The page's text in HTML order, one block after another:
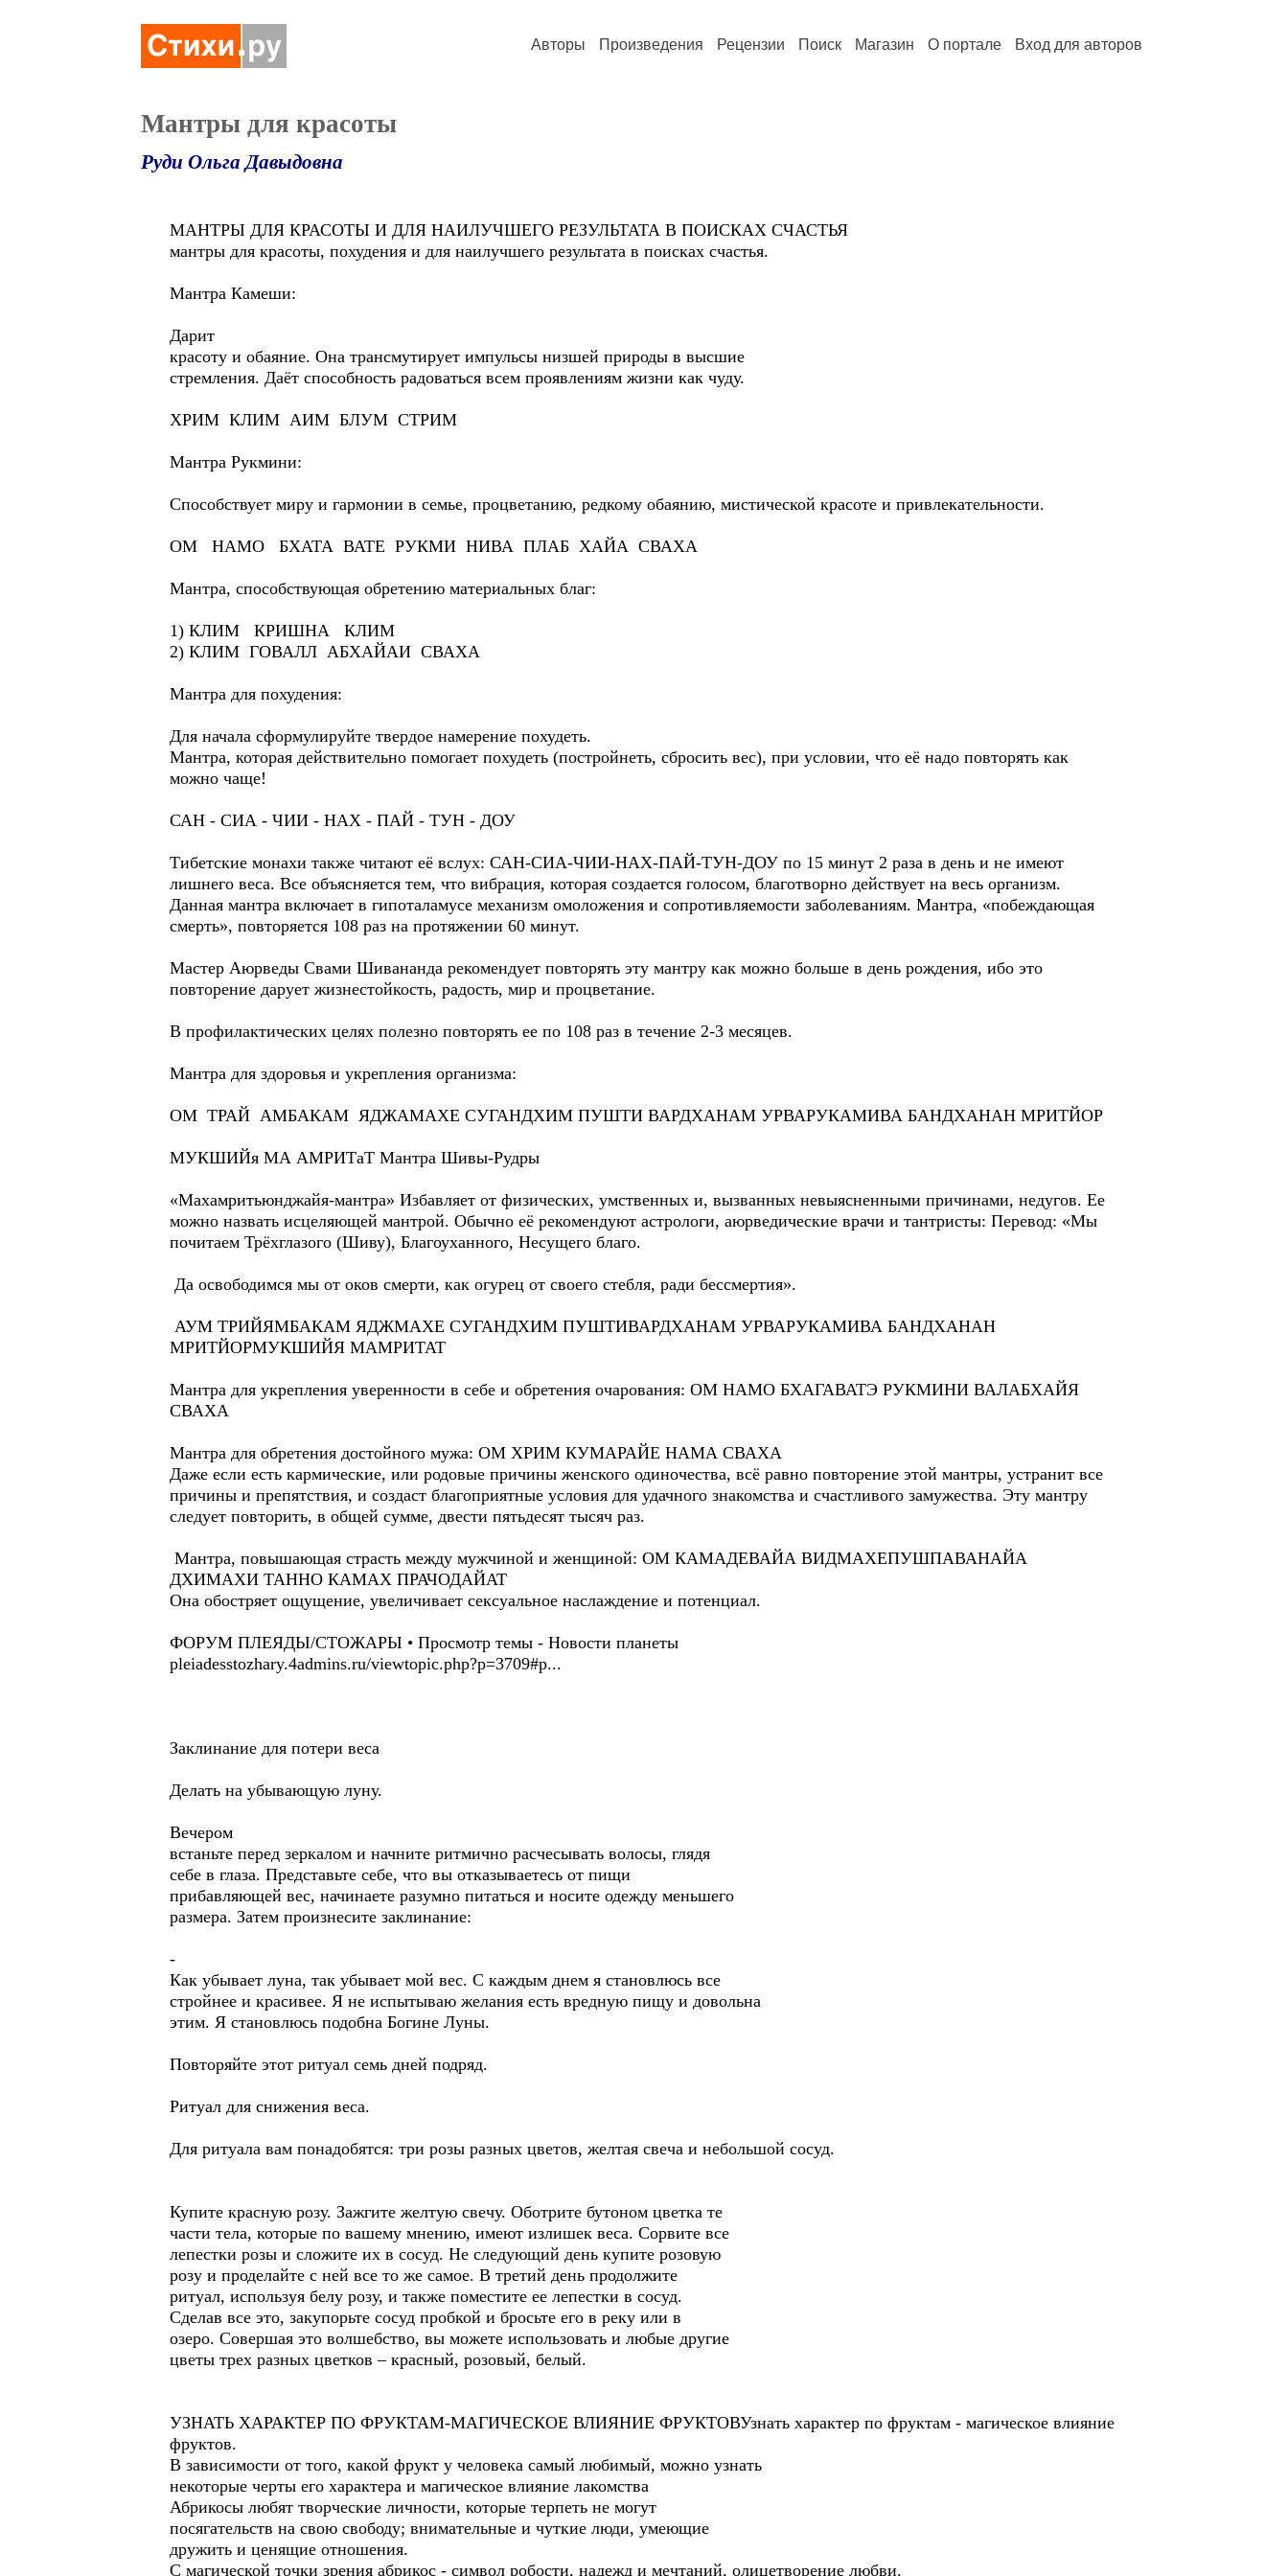
Авторы Произведения Рецензии Поиск Магазин О портале Вход для авторов
Мантры для красоты
Руди Ольга Давыдовна
МАНТРЫ ДЛЯ КРАСОТЫ И ДЛЯ НАИЛУЧШЕГО РЕЗУЛЬТАТА В ПОИСКАХ СЧАСТЬЯ
мантры для красоты, похудения и для наилучшего результата в поисках счастья.
Мантра Камеши:
Дарит
красоту и обаяние. Она трансмутирует импульсы низшей природы в высшие
стремления. Даёт способность радоваться всем проявлениям жизни как чуду.
ХРИМ КЛИМ АИМ БЛУМ СТРИМ
Мантра Рукмини:
Способствует миру и гармонии в семье, процветанию, редкому обаянию, мистической красоте и привлекательности.
ОМ НАМО БХАТА ВАТЕ РУКМИ НИВА ПЛАБ ХАЙА СВАХА
Мантра, способствующая обретению материальных благ:
1) КЛИМ КРИШНА КЛИМ
2) КЛИМ ГОВАЛЛ АБХАЙАИ СВАХА
Мантра для похудения:
Для начала сформулируйте твердое намерение похудеть.
Мантра, которая действительно помогает похудеть (постройнеть, сбросить вес), при условии, что её надо повторять как
можно чаще!
САН - СИА - ЧИИ - НАХ - ПАЙ - ТУН - ДОУ
Тибетские монахи также читают её вслух: САН-СИА-ЧИИ-НАХ-ПАЙ-ТУН-ДОУ по 15 минут 2 раза в день и не имеют
лишнего веса. Все объясняется тем, что вибрация, которая создается голосом, благотворно действует на весь организм.
Данная мантра включает в гипоталамусе механизм омоложения и сопротивляемости заболеваниям. Мантра, «побеждающая
смерть», повторяется 108 раз на протяжении 60 минут.
Мастер Аюрведы Свами Шивананда рекомендует повторять эту мантру как можно больше в день рождения, ибо это
повторение дарует жизнестойкость, радость, мир и процветание.
В профилактических целях полезно повторять ее по 108 раз в течение 2-3 месяцев.
Мантра для здоровья и укрепления организма:
ОМ ТРАЙ АМБАКАМ ЯДЖАМАХЕ СУГАНДХИМ ПУШТИ ВАРДХАНАМ УРВАРУКАМИВА БАНДХАНАН МРИТЙОР
МУКШИЙя МА АМРИТаТ Мантра Шивы-Рудры
«Махамритьюнджайя-мантра» Избавляет от физических, умственных и, вызванных невыясненными причинами, недугов. Ее
можно назвать исцеляющей мантрой. Обычно её рекомендуют астрологи, аюрведические врачи и тантристы: Перевод: «Мы
почитаем Трёхглазого (Шиву), Благоуханного, Несущего благо.
Да освободимся мы от оков смерти, как огурец от своего стебля, ради бессмертия».
АУМ ТРИЙЯМБАКАМ ЯДЖМАХЕ СУГАНДХИМ ПУШТИВАРДХАНАМ УРВАРУКАМИВА БАНДХАНАН
МРИТЙОРМУКШИЙЯ МАМРИТАТ
Мантра для укрепления уверенности в себе и обретения очарования: ОМ НАМО БХАГАВАТЭ РУКМИНИ ВАЛАБХАЙЯ
СВАХА
Мантра для обретения достойного мужа: ОМ ХРИМ КУМАРАЙЕ НАМА СВАХА
Даже если есть кармические, или родовые причины женского одиночества, всё равно повторение этой мантры, устранит все
причины и препятствия, и создаст благоприятные условия для удачного знакомства и счастливого замужества. Эту мантру
следует повторить, в общей сумме, двести пятьдесят тысяч раз.
Мантра, повышающая страсть между мужчиной и женщиной: ОМ КАМАДЕВАЙА ВИДМАХЕПУШПАВАНАЙА
ДХИМАХИ ТАННО КАМАХ ПРАЧОДАЙАТ
Она обостряет ощущение, увеличивает сексуальное наслаждение и потенциал.
ФОРУМ ПЛЕЯДЫ/СТОЖАРЫ • Просмотр темы - Новости планеты
pleiadesstozhary.4admins.ru/viewtopic.php?p=3709#p...
Заклинание для потери веса
Делать на убывающую луну.
Вечером
встаньте перед зеркалом и начните ритмично расчесывать волосы, глядя
себе в глаза. Представьте себе, что вы отказываетесь от пищи
прибавляющей вес, начинаете разумно питаться и носите одежду меньшего
размера. Затем произнесите заклинание:
-
Как убывает луна, так убывает мой вес. С каждым днем я становлюсь все
стройнее и красивее. Я не испытываю желания есть вредную пищу и довольна
этим. Я становлюсь подобна Богине Луны.
Повторяйте этот ритуал семь дней подряд.
Ритуал для снижения веса.
Для ритуала вам понадобятся: три розы разных цветов, желтая свеча и небольшой сосуд.
Купите красную розу. Зажгите желтую свечу. Оботрите бутоном цветка те
части тела, которые по вашему мнению, имеют излишек веса. Сорвите все
лепестки розы и сложите их в сосуд. Не следующий день купите розовую
розу и проделайте с ней все то же самое. В третий день продолжите
ритуал, используя белу розу, и также поместите ее лепестки в сосуд.
Сделав все это, закупорьте сосуд пробкой и бросьте его в реку или в
озеро. Совершая это волшебство, вы можете использовать и любые другие
цветы трех разных цветков – красный, розовый, белый.
УЗНАТЬ ХАРАКТЕР ПО ФРУКТАМ-МАГИЧЕСКОЕ ВЛИЯНИЕ ФРУКТОВУзнать характер по фруктам - магическое влияние
фруктов.
В зависимости от того, какой фрукт у человека самый любимый, можно узнать
некоторые черты его характера и магическое влияние лакомства
Абрикосы любят творческие личности, которые терпеть не могут
посягательств на свою свободу; внимательные и чуткие люди, умеющие
дружить и ценящие отношения.
С магической точки зрения абрикос - символ робости, надежд и мечтаний, олицетворение любви.